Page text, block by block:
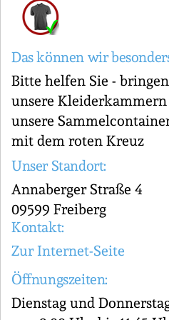
Das können wir
Bitte helfen Sie -
unsere
unsere
mit dem roten Kreuz
Unser Standort:
Annaberger Straße 4
09599 Freiberg
Kontakt:
Zur Internet-Seite
Öffnungszeiten:
Dienstag und